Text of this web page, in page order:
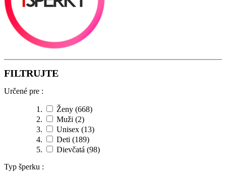
FILTRUJTE
Určené pre :
Ženy (668)
Muži (2)
Unisex (13)
Deti (189)
Dievčatá (98)
Typ šperku :